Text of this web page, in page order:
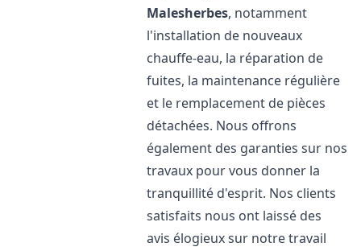
Malesherbes, notamment
l'installation de nouveaux
chauffe-eau, la réparation de
fuites, la maintenance régulière
et le remplacement de pièces
détachées. Nous offrons
également des garanties sur nos
travaux pour vous donner la
tranquillité d'esprit. Nos clients
satisfaits nous ont laissé des
avis élogieux sur notre travail